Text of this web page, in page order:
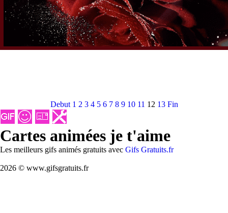
Debut 1 2 3 4 5 6 7 8 9 10 11 12 13 Fin
Cartes animées je t'aime
Les meilleurs gifs animés gratuits avec Gifs Gratuits.fr
2026 © www.gifsgratuits.fr